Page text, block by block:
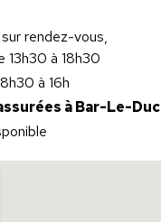
rendez-vous,
13h30 à 18h30
à 16h
à Bar-Le-Duc